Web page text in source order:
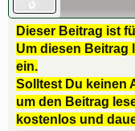
Dieser Beitrag ist
Um diesen Beitrag
ein.
Solltest Du keinen
um den Beitrag
kostenlos und